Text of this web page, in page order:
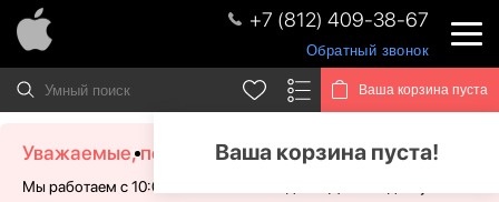
+7 (812) 409-38-67
Обратный звонок
Ваша корзина пуста
Ваша корзина пуста!
Уважаемые, посетители!
Мы работаем с 10:00 - 21:00 без выходных. Для Вас доступен